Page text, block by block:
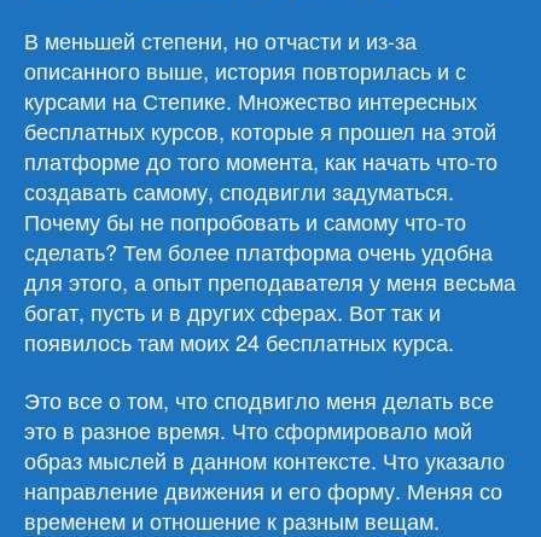
В меньшей степени, но отчасти и из-за
описанного выше, история повторилась и с
курсами на Степике. Множество интересных
бесплатных курсов, которые я прошел на этой
платформе до того момента, как начать что-то
создавать самому, сподвигли задуматься.
Почему бы не попробовать и самому что-то
сделать? Тем более платформа очень удобна
для этого, а опыт преподавателя у меня весьма
богат, пусть и в других сферах. Вот так и
появилось там моих 24 бесплатных курса.
Это все о том, что сподвигло меня делать все
это в разное время. Что сформировало мой
образ мыслей в данном контексте. Что указало
направление движения и его форму. Меняя со
временем и отношение к разным вещам.